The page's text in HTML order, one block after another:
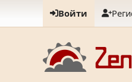
Войти